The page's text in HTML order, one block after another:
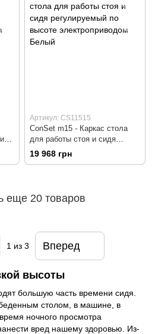
без памяти
Артикул: CS11515
ConSet m15 - Каркас стола
для работы стоя и сидя
регулируемый по высоте
электроприводом, Серый,
без памяти
19 968 грн
еще 20 товаров
1из 3 Вперед
высоты
большую часть времени сидя.
столом, в машине, в
ночного просмотра
вред нашему здоровью. Из-